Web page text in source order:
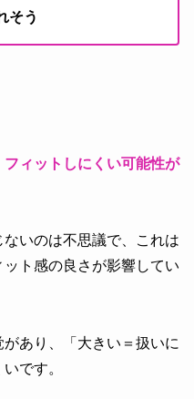
そう
ィットしにくい可能性が
いのは不思議で、これは
ト感の良さが影響してい
あり、「大きい＝扱いに
です。